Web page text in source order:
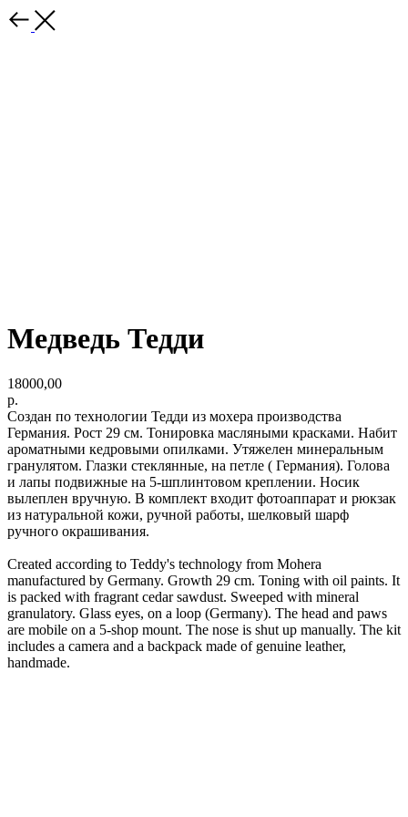
Медведь Тедди
18000,00
р.
Создан по технологии Тедди из мохера производства
Германия. Рост 29 см. Тонировка масляными красками. Набит
ароматными кедровыми опилками. Утяжелен минеральным
гранулятом. Глазки стеклянные, на петле ( Германия). Голова
и лапы подвижные на 5-шплинтовом креплении. Носик
вылеплен вручную. В комплект входит фотоаппарат и рюкзак
из натуральной кожи, ручной работы, шелковый шарф
ручного окрашивания.
Created according to Teddy's technology from Mohera
manufactured by Germany. Growth 29 cm. Toning with oil paints. It
is packed with fragrant cedar sawdust. Sweeped with mineral
granulatory. Glass eyes, on a loop (Germany). The head and paws
are mobile on a 5-shop mount. The nose is shut up manually. The kit
includes a camera and a backpack made of genuine leather,
handmade.